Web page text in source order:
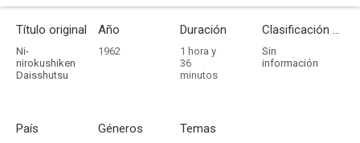
Título original
Ni-
nirokushiken
Daisshutsu
Año
1962
Duración
1 hora y
36
minutos
Clasificación por edades
Sin
información
País Géneros Temas